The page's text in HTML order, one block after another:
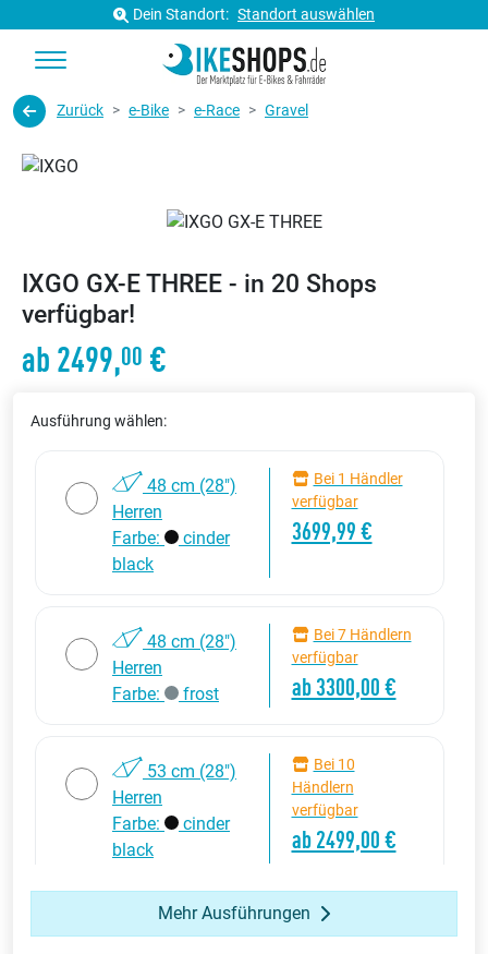
Dein Standort: Standort auswählen
Zurück e-Bike e-Race Gravel
IXGO GX-E THREE - in 20 Shops
verfügbar!
ab 2499,00 €
Ausführung wählen:
48 cm (28")
Herren
Farbe:
cinder
black
Bei 1 Händler
verfügbar
3699,99 €
48 cm (28")
Herren
Farbe:
frost
Bei 7 Händlern
verfügbar
ab 3300,00 €
53 cm (28")
Herren
Farbe:
cinder
black
Bei 10
Händlern
verfügbar
ab 2499,00 €
Bei 5 Händlern
Mehr Ausführungen